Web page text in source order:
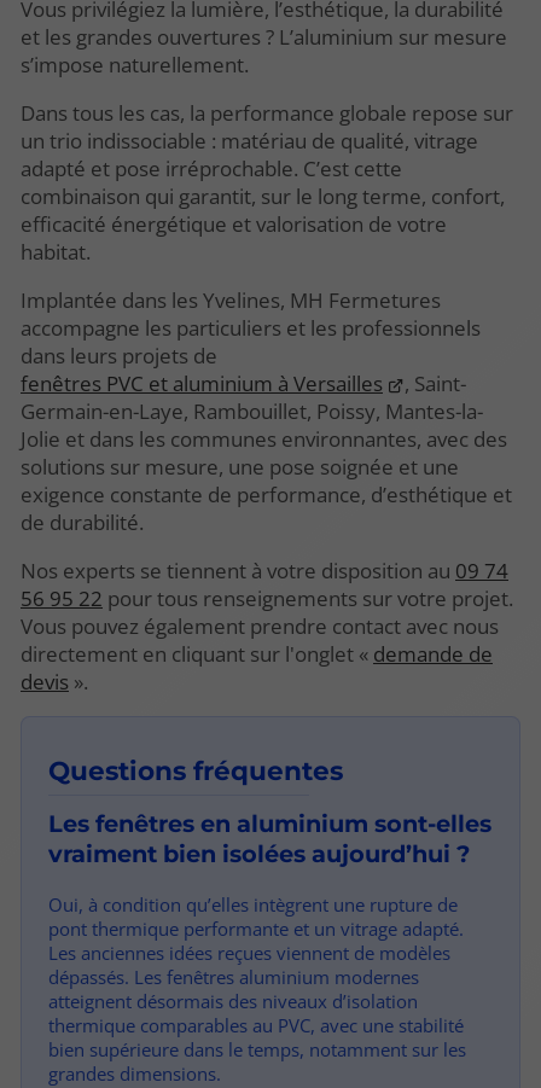
Vous privilégiez la lumière, l’esthétique, la durabilité
et les grandes ouvertures ? L’aluminium sur mesure
s’impose naturellement.
Dans tous les cas, la performance globale repose sur
un trio indissociable : matériau de qualité, vitrage
adapté et pose irréprochable. C’est cette
combinaison qui garantit, sur le long terme, confort,
efficacité énergétique et valorisation de votre
habitat.
Implantée dans les Yvelines, MH Fermetures
accompagne les particuliers et les professionnels
dans leurs projets de
fenêtres PVC et aluminium à Versailles
, Saint-
Germain-en-Laye, Rambouillet, Poissy, Mantes-la-
Jolie et dans les communes environnantes, avec des
solutions sur mesure, une pose soignée et une
exigence constante de performance, d’esthétique et
de durabilité.
Nos experts se tiennent à votre disposition au 09 74
56 95 22 pour tous renseignements sur votre projet.
Vous pouvez également prendre contact avec nous
directement en cliquant sur l'onglet « demande de
devis ».
Questions fréquentes
Les fenêtres en aluminium sont-elles
vraiment bien isolées aujourd’hui ?
Oui, à condition qu’elles intègrent une rupture de
pont thermique performante et un vitrage adapté.
Les anciennes idées reçues viennent de modèles
dépassés. Les fenêtres aluminium modernes
atteignent désormais des niveaux d’isolation
thermique comparables au PVC, avec une stabilité
bien supérieure dans le temps, notamment sur les
grandes dimensions.